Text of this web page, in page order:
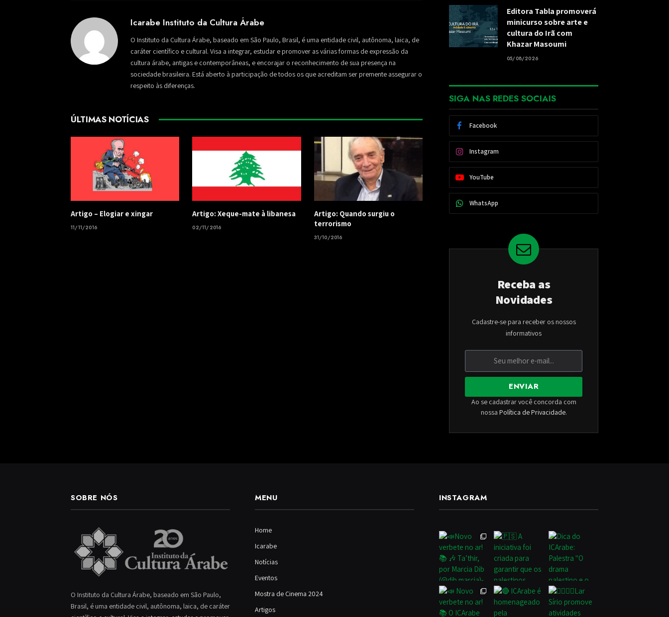
Icarabe Instituto da Cultura Árabe
O Instituto da Cultura Árabe, baseado em São Paulo, Brasil, é uma entidade civil, autônoma, laica, de
caráter científico e cultural. Visa a integrar, estudar e promover as várias formas de expressão da
cultura árabe, antigas e contemporâneas, e encorajar o reconhecimento de sua presença na
sociedade brasileira. Está aberto à participação de todos os que acreditam ser premente assegurar o
respeito às diferenças.
ÚLTIMAS NOTÍCIAS
​Artigo – ​Elogiar e xingar
11/11/2016
Artigo: Xeque-mate à libanesa
02/11/2016
Artigo: Quando surgiu o
terrorismo
31/10/2016
Editora Tabla promoverá
minicurso sobre arte e
cultura do Irã com
Khazar Masoumi
05/08/2026
SIGA NAS REDES SOCIAIS
Facebook
Instagram
YouTube
WhatsApp
Receba as
Novidades
Cadastre-se para receber os nossos
informativos
ENVIAR
Ao se cadastrar você concorda com
nossa Política de Privacidade.
SOBRE NÓS
O Instituto da Cultura Árabe, baseado em São Paulo,
Brasil, é uma entidade civil, autônoma, laica, de caráter
MENU
Home
Icarabe
Notícias
Eventos
Mostra de Cinema 2024
Artigos
INSTAGRAM